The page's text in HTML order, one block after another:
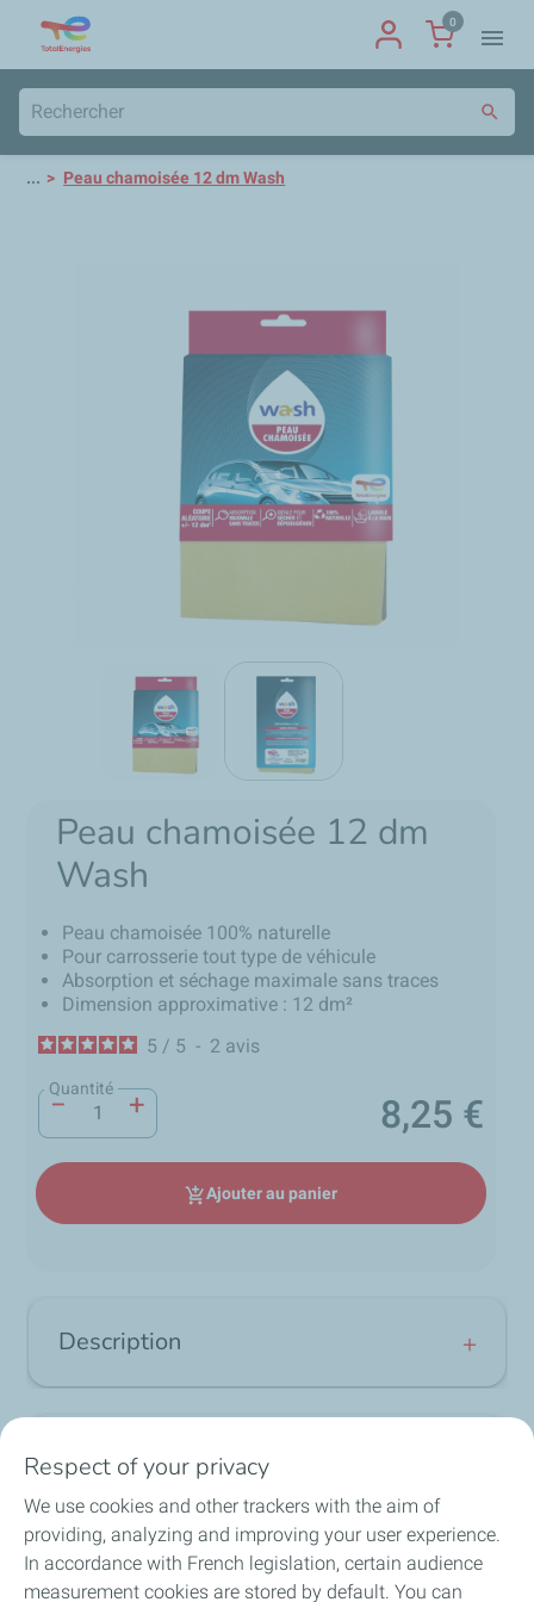
0
menu
search
... Peau chamoisée 12 dm Wash
Peau chamoisée 12 dm
Wash
Peau chamoisée 100% naturelle
Pour carrosserie tout type de véhicule
Absorption et séchage maximale sans traces
Dimension approximative : 12 dm²
5 / 5 - 2 avis
Quantité
− + Prix
8,25 €
add_shopping_cartAjouter au panier
Description
TotalEnergies vous propose des produits de grande
qualité jusqu'au séchage de votre véhicule.
Après le lavage, à la maison ou en station, la peau
Avis
5/5
local_shipping
group
lock
loop
Respect of your privacy
We use cookies and other trackers with the aim of
providing, analyzing and improving your user experience.
In accordance with French legislation, certain audience
measurement cookies are stored by default. You can